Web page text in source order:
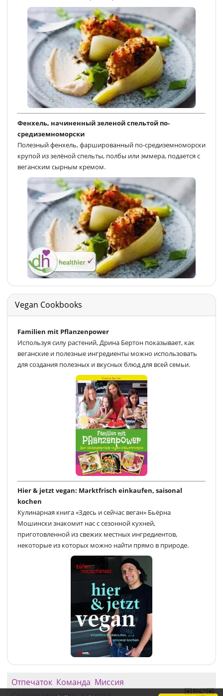
Фенхель, начиненный зеленой спельтой по-
средиземноморски
Полезный фенхель, фаршированный по-средиземноморски
крупой из зелёной спельты, полбы или эммера, подается c
веганским сырным кремом.
Vegan Cookbooks
Familien mit Pflanzenpower
Используя силу растений, Дрина Бертон показывает, как
веганские и полезные ингредиенты можно использовать
для создания полезных и вкусных блюд для всей семьи.
Hier & jetzt vegan: Marktfrisch einkaufen, saisonal
kochen
Кулинарная книга «Здесь и сейчас веган» Бьёрна
Мошински знакомит нас с сезонной кухней,
приготовленной из свежих местных ингредиентов,
некоторые из которых можно найти прямо в природе.
Отпечаток Команда Миссия